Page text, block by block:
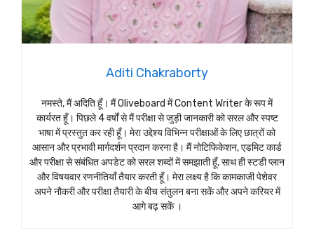
Aditi Chakraborty
नमस्ते, मैं अदिति हूँ। मैं Oliveboard में Content Writer के रूप में
कार्यरत हूँ। पिछले 4 वर्षों से मैं परीक्षा से जुड़ी जानकारी को सरल और स्पष्ट
भाषा में प्रस्तुत कर रही हूँ। मेरा उद्देश्य विभिन्न परीक्षाओं के लिए छात्रों को
आसान और प्रभावी मार्गदर्शन प्रदान करना है। मैं नोटिफिकेशन, एडमिट कार्ड
और परीक्षा से संबंधित अपडेट को सरल शब्दों में समझाती हूँ, साथ ही स्टडी प्लान
और विषयवार रणनीतियाँ तैयार करती हूँ। मेरा लक्ष्य है कि कामकाजी पेशेवर
अपने नौकरी और परीक्षा तैयारी के बीच संतुलन बना सकें और अपने करियर में
आगे बढ़ सकें ।